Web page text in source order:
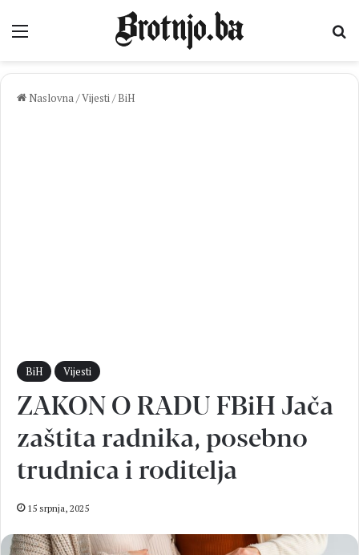
Izbornik
Naslovna/Vijesti/ BiH
BiH Vijesti
ZAKON O RADU FBiH Jača
zaštita radnika, posebno
trudnica i roditelja
15 srpnja, 2025